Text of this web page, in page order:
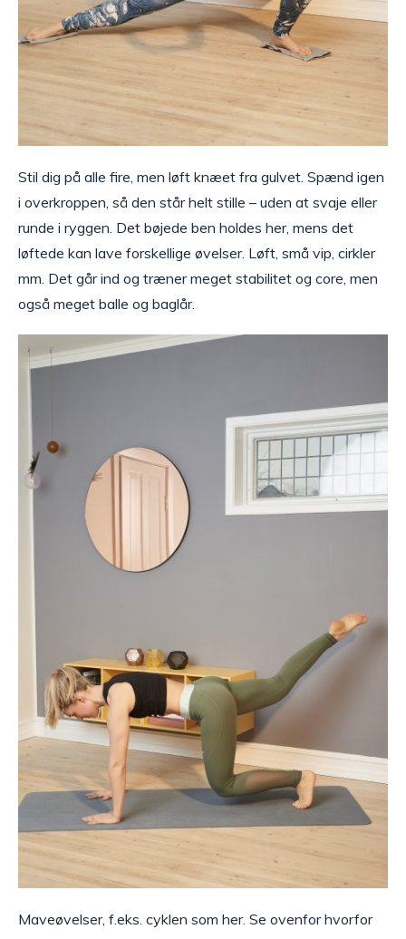
Stil dig på alle fire, men løft knæet fra gulvet. Spænd igen
i overkroppen, så den står helt stille – uden at svaje eller
runde i ryggen. Det bøjede ben holdes her, mens det
løftede kan lave forskellige øvelser. Løft, små vip, cirkler
mm. Det går ind og træner meget stabilitet og core, men
også meget balle og baglår.
Maveøvelser, f.eks. cyklen som her. Se ovenfor hvorfor